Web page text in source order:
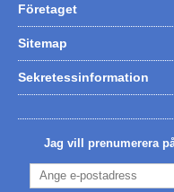
Företaget
Sitemap
Sekretessinformation
Jag vill prenumerera